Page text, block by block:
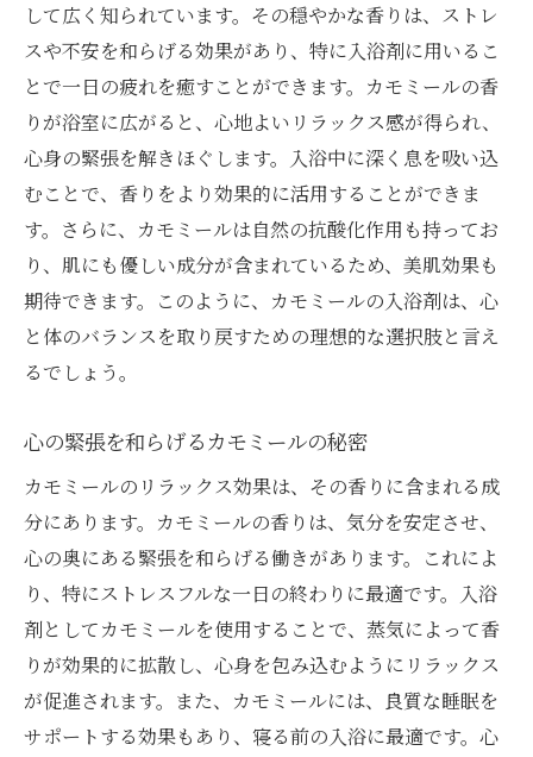
して広く知られています。その穏やかな香りは、ストレ
スや不安を和らげる効果があり、特に入浴剤に用いるこ
とで一日の疲れを癒すことができます。カモミールの香
りが浴室に広がると、心地よいリラックス感が得られ、
心身の緊張を解きほぐします。入浴中に深く息を吸い込
むことで、香りをより効果的に活用することができま
す。さらに、カモミールは自然の抗酸化作用も持ってお
り、肌にも優しい成分が含まれているため、美肌効果も
期待できます。このように、カモミールの入浴剤は、心
と体のバランスを取り戻すための理想的な選択肢と言え
るでしょう。
心の緊張を和らげるカモミールの秘密
カモミールのリラックス効果は、その香りに含まれる成
分にあります。カモミールの香りは、気分を安定させ、
心の奥にある緊張を和らげる働きがあります。これによ
り、特にストレスフルな一日の終わりに最適です。入浴
剤としてカモミールを使用することで、蒸気によって香
りが効果的に拡散し、心身を包み込むようにリラックス
が促進されます。また、カモミールには、良質な睡眠を
サポートする効果もあり、寝る前の入浴に最適です。心